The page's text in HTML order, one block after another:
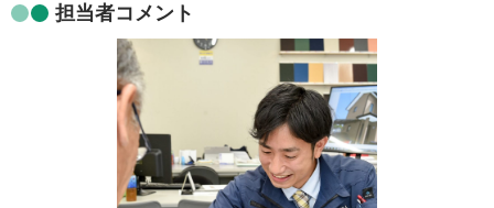
担当者コメント